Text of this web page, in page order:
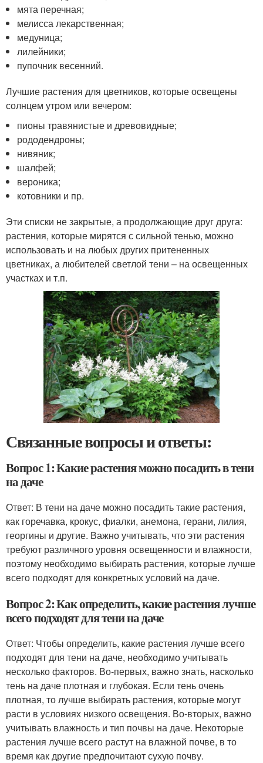
мята перечная;
мелисса лекарственная;
медуница;
лилейники;
пупочник весенний.
Лучшие растения для цветников, которые освещены
солнцем утром или вечером:
пионы травянистые и древовидные;
рододендроны;
нивяник;
шалфей;
вероника;
котовники и пр.
Эти списки не закрытые, а продолжающие друг друга:
растения, которые мирятся с сильной тенью, можно
использовать и на любых других притененных
цветниках, а любителей светлой тени – на освещенных
участках и т.п.
Связанные вопросы и ответы:
Вопрос 1: Какие растения можно посадить в тени
на даче
Ответ: В тени на даче можно посадить такие растения,
как горечавка, крокус, фиалки, анемона, герани, лилия,
георгины и другие. Важно учитывать, что эти растения
требуют различного уровня освещенности и влажности,
поэтому необходимо выбирать растения, которые лучше
всего подходят для конкретных условий на даче.
Вопрос 2: Как определить, какие растения лучше
всего подходят для тени на даче
Ответ: Чтобы определить, какие растения лучше всего
подходят для тени на даче, необходимо учитывать
несколько факторов. Во-первых, важно знать, насколько
тень на даче плотная и глубокая. Если тень очень
плотная, то лучше выбирать растения, которые могут
расти в условиях низкого освещения. Во-вторых, важно
учитывать влажность и тип почвы на даче. Некоторые
растения лучше всего растут на влажной почве, в то
время как другие предпочитают сухую почву.